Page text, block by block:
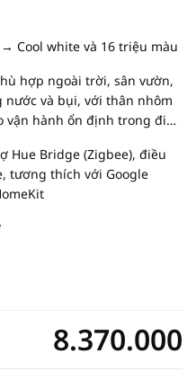
Cool white và 16 triệu màu
hợp ngoài trời, sân vườn,
nước và bụi, với thân nhôm
hành ổn định trong điều
Hue Bridge (Zigbee), điều
tương thích với Google
Current price is
8.370.000